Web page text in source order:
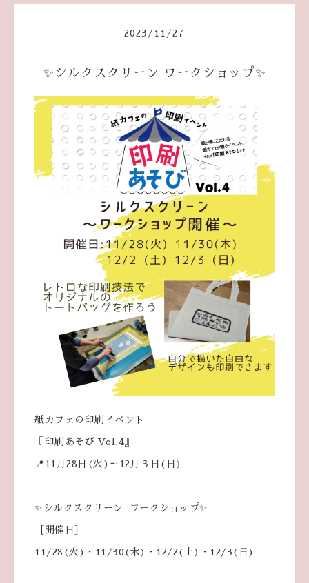
2023 / 11 /27
✨シルクスクリーン ワークショップ✨
紙カフェの印刷イベント
『印刷あそび Vol.4』
📍11月28日(火)～12月３日(日)
✨シルクスクリーン ワークショップ✨
［開催日］
11/28(火)・11/30(木)・12/2(土)・12/3(日)